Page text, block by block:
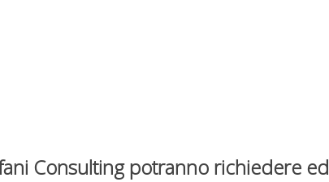
Consulting potranno richiedere ed